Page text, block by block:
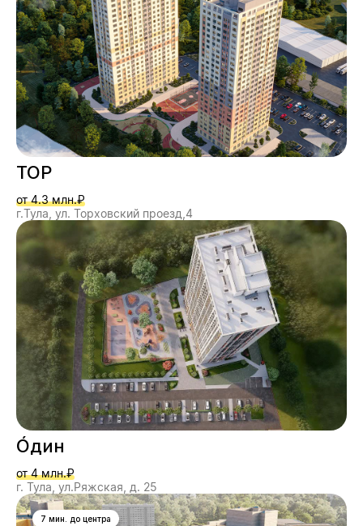
ТОР
от 4.3 млн.₽
г.Тула, ул. Торховский проезд,4
О́дин
от 4 млн.₽
г. Тула, ул.Ряжская, д. 25
7 мин. до центра